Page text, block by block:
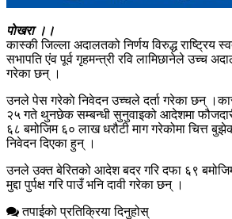
पाेखरा ।।
कास्की जिल्ला अदालतको निर्णय विरुद्ध राष्ट्रिय
सभापति एंव पूर्व गृहमन्त्री रवि लामिछानेले उच्च
गरेका छन् ।
उनले पेस गरेकाे निवेदन उच्चले दर्ता गरेका छन्
२५ गते थुनछेक सम्बन्धी सुनुवाइको आदेशमा
६८ बमोजिम ६० लाख धरौटी माग गरेकोमा चित्त
निवेदन दिएका हुन् ।
उनले उक्त बेरितको आदेश बदर गरि दफा ६९
मुद्दा पुर्पक्ष गरि पाउँ भनि दावी गरेका छन् ।
तपाईको प्रतिक्रिया दिनुहोस्